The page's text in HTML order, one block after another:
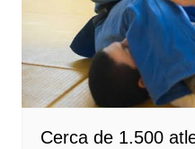
Cerca de 1.500